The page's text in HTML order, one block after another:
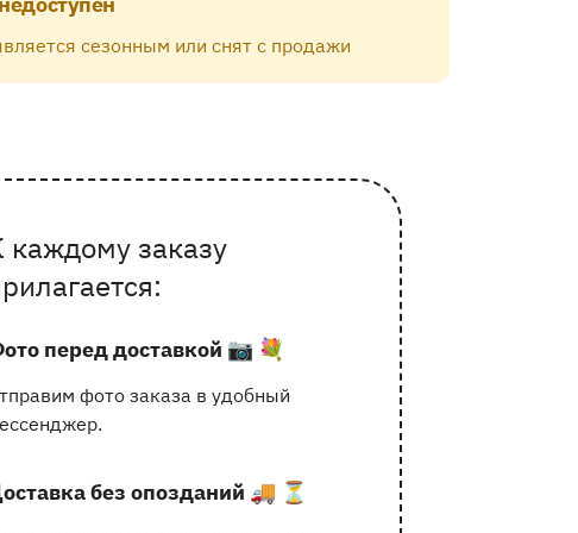
сезонным или снят с продажи
выбирают Флорео
каждому заказу
перед доставкой 📷 💐
фото заказа в удобный
без опозданий 🚚 ⏳